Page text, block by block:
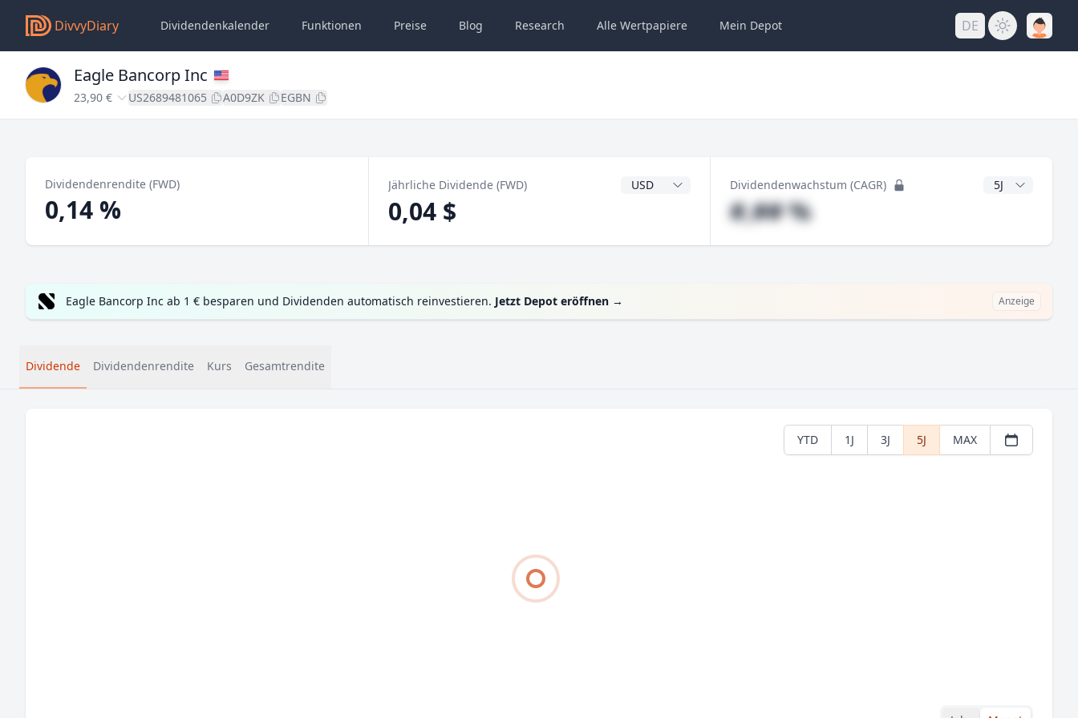
DivvyDiary Dividendenkalender Funktionen Preise Blog Research Alle Wertpapiere Mein Depot DE
Eagle Bancorp Inc
23,90 € US2689481065 A0D9ZK EGBN
Dividendenrendite (FWD)
0,14 %
Jährliche Dividende (FWD) Dividendenwährung
0,04 $
Dividendenwachstum (CAGR) CAGR Jahre
#,## %
Eagle Bancorp Inc ab 1 € besparen und Dividenden automatisch reinvestieren. Jetzt Depot eröffnen → Anzeige
Dividende Dividendenrendite Kurs Gesamtrendite
YTD 1J 3J 5J MAX